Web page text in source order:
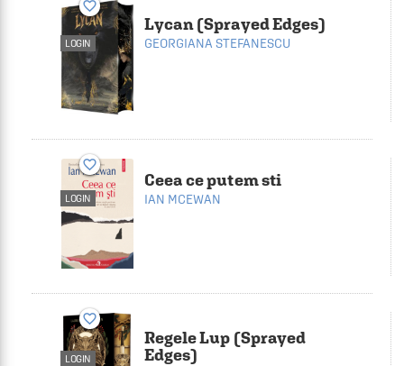
favorite_border
Lycan (Sprayed Edges)
GEORGIANA STEFANESCU
LOGIN
favorite_border
Ceea ce putem sti
IAN MCEWAN
LOGIN
favorite_border
Regele Lup (Sprayed
Edges)
LOGIN